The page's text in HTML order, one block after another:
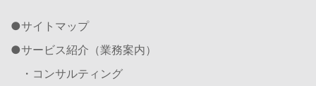
サイトマップ
サービス紹介（業務案内）
・コンサルティング